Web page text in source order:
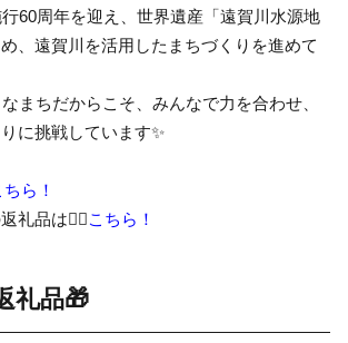
60周年を迎え、世界遺産「遠賀川水源地
、遠賀川を活用したまちづくりを進めて
まちだからこそ、みんなで力を合わせ、
に挑戦しています✨
ちら！
礼品は👉🏻こちら！
礼品🎁